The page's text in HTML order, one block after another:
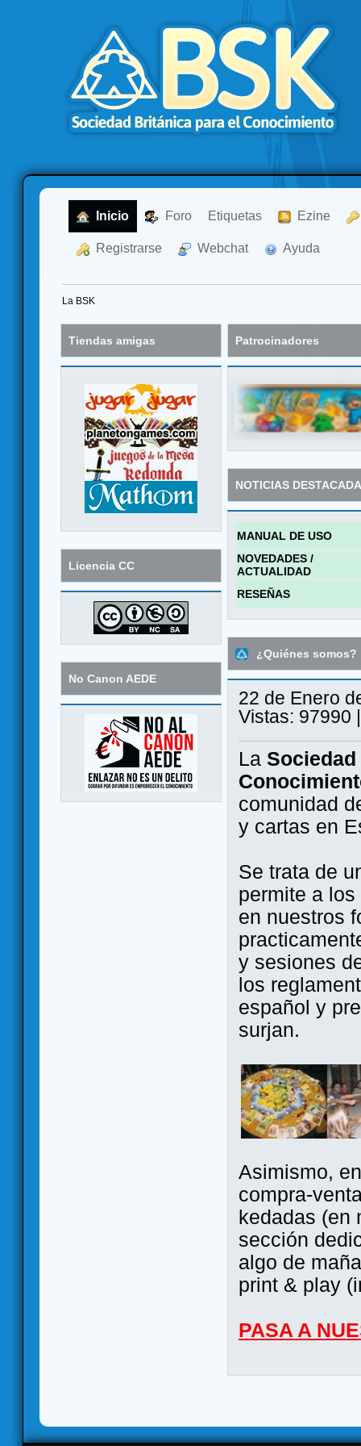
Inicio Foro Etiquetas Ezine
Registrarse Webchat Ayuda
La BSK
Tiendas amigas
Licencia CC
No Canon AEDE
Patrocinadores
NOTICIAS
MANUAL DE USO
NOVEDADES /
ACTUALIDAD
RESEÑAS
¿Quiénes somos?
22 de Enero
Vistas: 97990
La
comunidad
y cartas en
Se trata de
permite a
en nuestros
y sesiones
los
español y
surjan.
Asimismo,
compra-
kedadas (en
sección
algo de
print & play
PASA A